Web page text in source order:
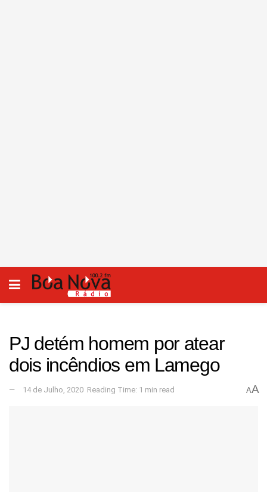
PJ detém homem por atear
dois incêndios em Lamego
14 de Julho, 2020 Reading Time: 1 min read AA